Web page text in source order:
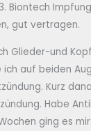
Biontech
gut vertragen.
Glieder-und
ich auf beiden
Kurz
Habe
ging es